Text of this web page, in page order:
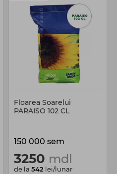
Floarea Soarelui
PARAISO 102 CL
150 000 sem
3250 mdl
de la 542 lei/lunar